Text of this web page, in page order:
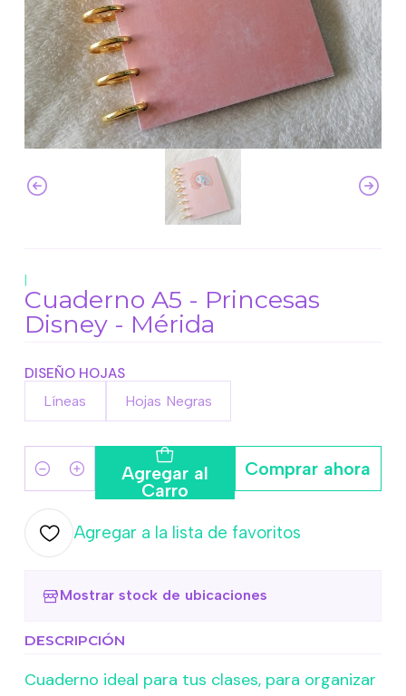
|
Cuaderno A5 - Princesas
Disney - Mérida
DISEÑO HOJAS
Líneas Hojas Negras
Cantidad Agregar al
Carro
Comprar ahora
Agregar a la lista de favoritos
Mostrar stock de ubicaciones
DESCRIPCIÓN
Cuaderno ideal para tus clases, para organizar